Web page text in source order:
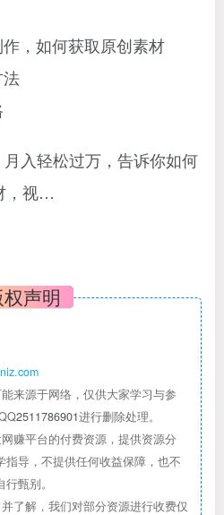
，如何获取原创素材
声明
来源于网络，仅供大家学习与参
2511786901进行删除处理。
赚平台的付费资源，提供资源分
导，不提供任何收益保障，也不
甄别。
了解，我们对部分资源进行收费仅